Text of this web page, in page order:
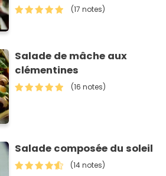
(17 notes)
Salade de mâche aux
clémentines
(16 notes)
Salade composée du soleil
(14 notes)